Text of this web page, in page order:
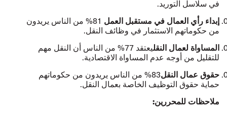
في سلاسل التوريد.
إبداء رأي العمال في مستقبل العمل
81% من الناس يريدون
من حكوماتهم الاستثمار في وظائف النقل.
المساواة لعمال النقل
يعتقد 77% من الناس أن النقل مهم
للتقليل من أوجه عدم المساواة الاقتصادية.
حقوق عمال النقل
83% من الناس يريدون من حكوماتهم
حماية حقوق التوظيف الخاصة بعمال النقل.
ملاحظات للمحررين: